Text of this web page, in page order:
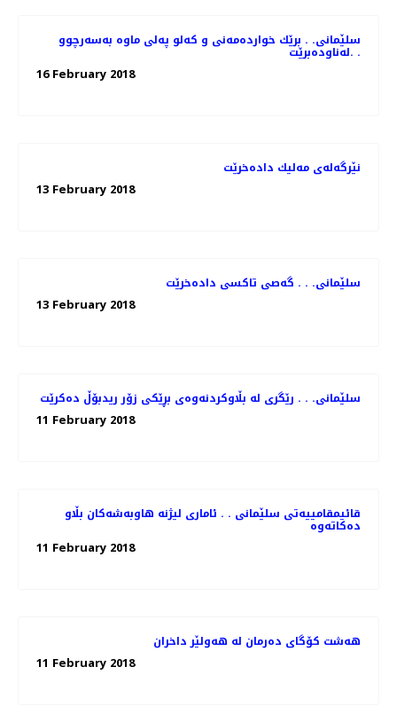
سلێمانی. . برێك خوارده‌مه‌نی و كه‌لو په‌لی ماوه‌ به‌سه‌رچوو
له‌ناوده‌برێت. .
16 February 2018
نێرگه‌له‌ی مه‌لیك داده‌خرێت
13 February 2018
سلێمانی. . . گه‌صی تاكسی داده‌خرێت
13 February 2018
سلێمانی. . . رێگری له‌ بڵاوكردنه‌وه‌ی بڕێكی زۆر ریدبۆڵ ده‌كرێت
11 February 2018
قائیمقامییه‌تی سلێمانی . . ئاماری لیژنه‌ هاوبه‌شه‌كان بڵاو
11 February 2018
هەشت كۆگای دەرمان لە هەولێر داخران
11 February 2018